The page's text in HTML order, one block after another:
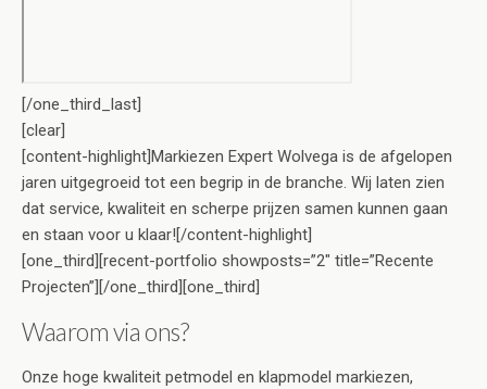
[/one_third_last]
[clear]
[content-highlight]Markiezen Expert Wolvega is de afgelopen
jaren uitgegroeid tot een begrip in de branche. Wij laten zien
dat service, kwaliteit en scherpe prijzen samen kunnen gaan
en staan voor u klaar![/content-highlight]
[one_third][recent-portfolio showposts=”2″ title=”Recente
Projecten”][/one_third][one_third]
Waarom via ons?
Onze hoge kwaliteit petmodel en klapmodel markiezen,